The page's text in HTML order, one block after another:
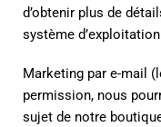
d’obtenir plus de
système
Marketing par e-mail
permission, nous
sujet de notre